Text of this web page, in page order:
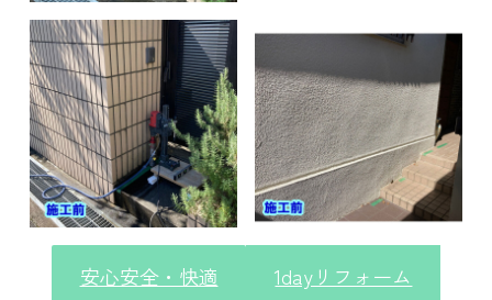
安心安全・快適 1dayリフォーム